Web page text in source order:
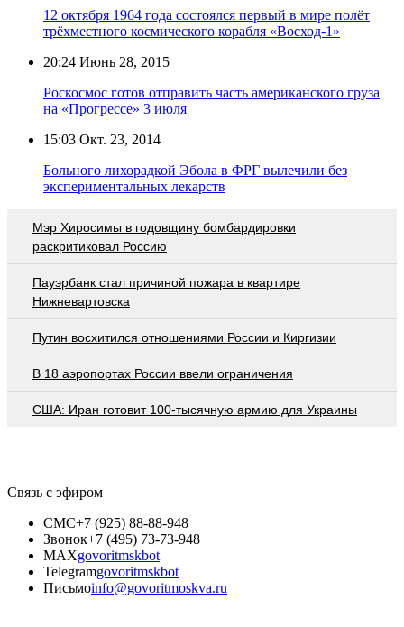
12 октября 1964 года состоялся первый в мире полёт
трёхместного космического корабля «Восход-1»
20:24 Июнь 28, 2015
Роскосмос готов отправить часть американского груза
на «Прогрессе» 3 июля
15:03 Окт. 23, 2014
Больного лихорадкой Эбола в ФРГ вылечили без
экспериментальных лекарств
Мэр Хиросимы в годовщину бомбардировки
раскритиковал Россию
Пауэрбанк стал причиной пожара в квартире
Нижневартовска
Путин восхитился отношениями России и Киргизии
В 18 аэропортах России ввели ограничения
США: Иран готовит 100-тысячную армию для Украины
Связь с эфиром
СМС+7 (925) 88-88-948
Звонок+7 (495) 73-73-948
MAXgovoritmskbot
Telegramgovoritmskbot
Письмоinfo@govoritmoskva.ru